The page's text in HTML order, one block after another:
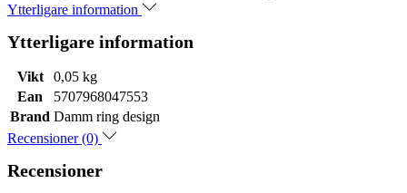
Ytterligare information
Ytterligare information
Vikt
0,05 kg
Ean
5707968047553
Brand Damm ring design
Recensioner (0)
Recensioner